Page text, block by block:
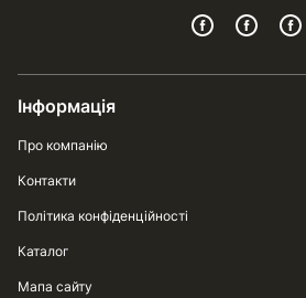
Інформація
Про компанію
Контакти
Політика конфіденційності
Каталог
Мапа сайту